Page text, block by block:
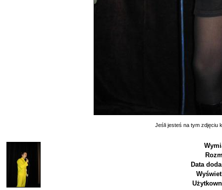
Jeśli jesteś na tym zdjęciu
Data